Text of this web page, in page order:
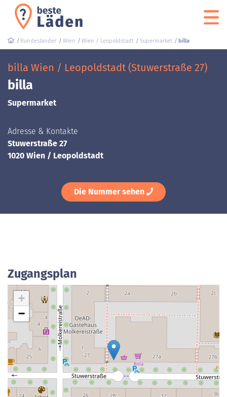
Bundesländer Wien Wien / Leopoldstadt Supermarket billa
billa Wien / Leopoldstadt (Stuwerstraße 27)
billa
Supermarket
Adresse & Kontakte
Stuwerstraße 27
1020 Wien / Leopoldstadt
Die Nummer sehen
Zugangsplan
+
−